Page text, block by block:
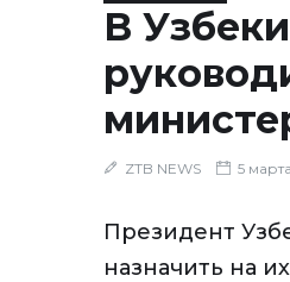
В
ZTB NEWS 5
Президент
назначить на